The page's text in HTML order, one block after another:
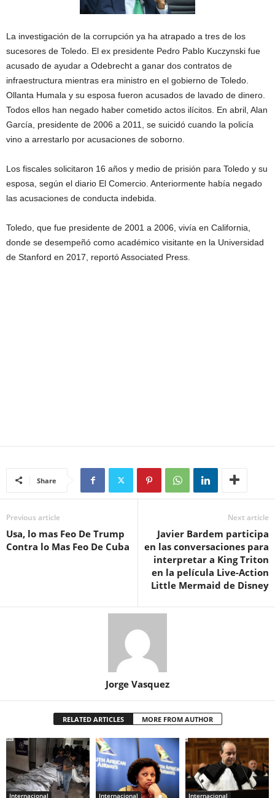
La investigación de la corrupción ya ha atrapado a tres de los
sucesores de Toledo. El ex presidente Pedro Pablo Kuczynski fue
acusado de ayudar a Odebrecht a ganar dos contratos de
infraestructura mientras era ministro en el gobierno de Toledo.
Ollanta Humala y su esposa fueron acusados de lavado de dinero.
Todos ellos han negado haber cometido actos ilícitos. En abril, Alan
García, presidente de 2006 a 2011, se suicidó cuando la policía
vino a arrestarlo por acusaciones de soborno.
Los fiscales solicitaron 16 años y medio de prisión para Toledo y su
esposa, según el diario El Comercio. Anteriormente había negado
las acusaciones de conducta indebida.
Toledo, que fue presidente de 2001 a 2006, vivía en California,
donde se desempeñó como académico visitante en la Universidad
de Stanford en 2017, reportó Associated Press.
Share
Previous article
Usa, lo mas Feo De Trump
Contra lo Mas Feo De Cuba
Next article
Javier Bardem participa
en las conversaciones para
interpretar a King Triton
en la película Live-Action
Little Mermaid de Disney
Jorge Vasquez
RELATED ARTICLES MORE FROM AUTHOR
Internacional Internacional Internacional